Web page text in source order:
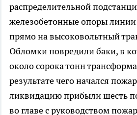
распределительной
железобетонные опоры линии
прямо на высоковольтный
Обломки повредили баки, в
около сорока тонн
результате чего начался
ликвидацию прибыли шесть
во главе с руководством